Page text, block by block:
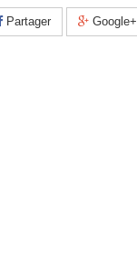
Partager Google+